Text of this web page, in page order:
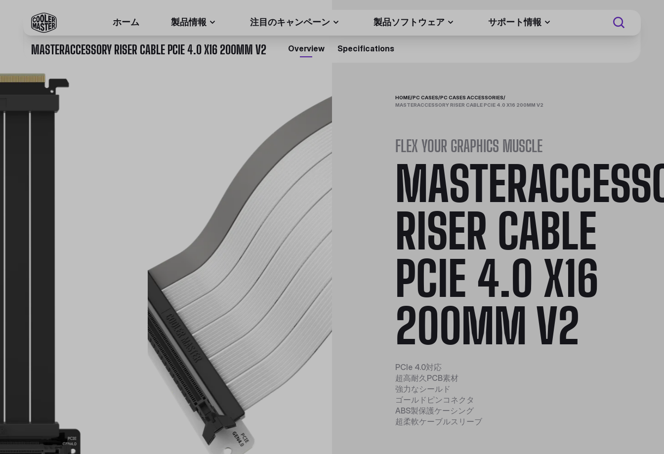
ホーム 製品情報 注目のキャンペーン 製品ソフトウェア サポート情報
MASTERACCESSORY RISER CABLE PCIE 4.0 X16 200MM V2 Overview Specifications
HOME/PC CASES/PC CASES ACCESSORIES/
MASTERACCESSORY RISER CABLE PCIE 4.0 X16 200MM V2
FLEX YOUR GRAPHICS MUSCLE
RISER CABLE
PCIE 4.0 X16
200MM V2
PCIe 4.0対応
超高耐久PCB素材
強力なシールド
ゴールドピンコネクタ
ABS製保護ケーシング
超柔軟ケーブルスリーブ